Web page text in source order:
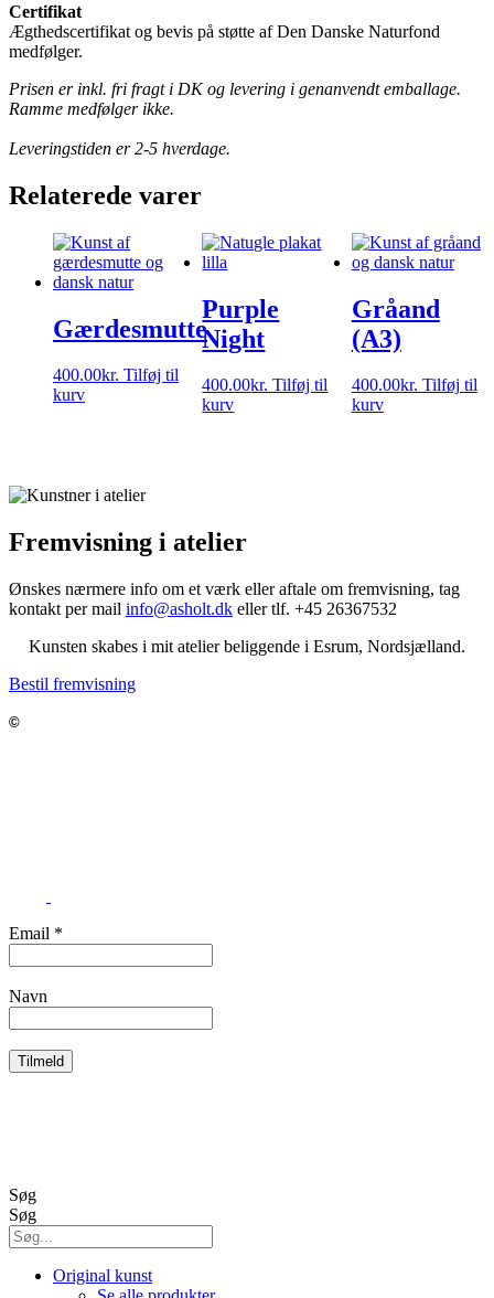
Certifikat
Ægthedscertifikat og bevis på støtte af Den Danske Naturfond
medfølger.
Prisen er inkl. fri fragt i DK og levering i genanvendt emballage.
Ramme medfølger ikke.
Leveringstiden er 2-5 hverdage.
Relaterede varer
Gærdesmutte
400.00kr. Tilføj til
kurv
Purple
Night
400.00kr. Tilføj til
kurv
Gråand
(A3)
400.00kr. Tilføj til
kurv
Fremvisning i atelier
Ønskes nærmere info om et værk eller aftale om fremvisning, tag
kontakt per mail info@asholt.dk eller tlf. +45 26367532
Kunsten skabes i mit atelier beliggende i Esrum, Nordsjælland.
Bestil fremvisning
©
Email *
Navn
Søg
Søg
Original kunst